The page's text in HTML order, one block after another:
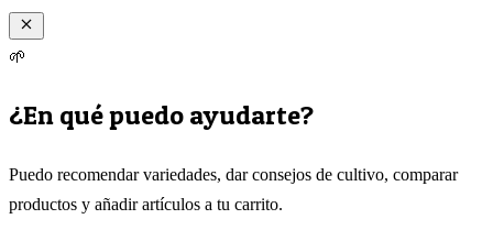
🌱
¿En qué puedo ayudarte?
Puedo recomendar variedades, dar consejos de cultivo, comparar
productos y añadir artículos a tu carrito.